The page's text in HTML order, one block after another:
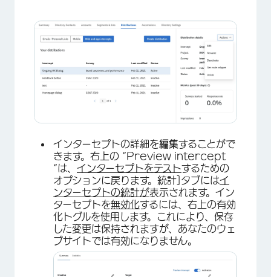
インターセプトの詳細を編集することがで
きます。右上の “Preview intercept
“は、 インターセプトをテストするための
オプションに戻ります。統計]タブにはイ
ンターセプトの統計が表示されます。イン
ターセプトを無効化するには、右上の有効
化トグルを使用します。これにより、保存
した変更は保持されますが、あなたのウェ
ブサイトでは有効になりません。